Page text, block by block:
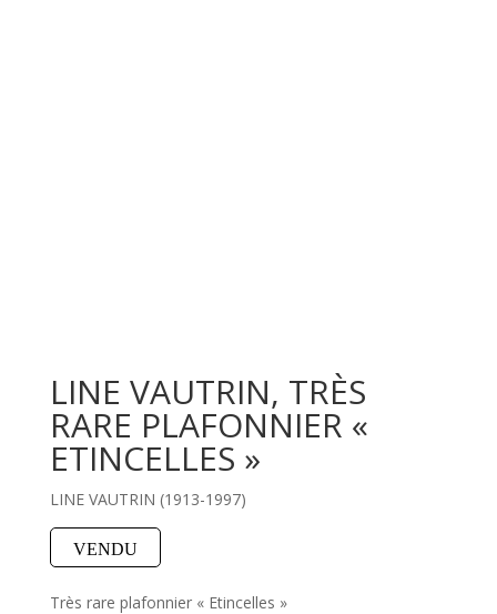
LINE VAUTRIN, TRÈS
RARE PLAFONNIER «
ETINCELLES »
LINE VAUTRIN (1913-1997)
VENDU
Très rare plafonnier « Etincelles »